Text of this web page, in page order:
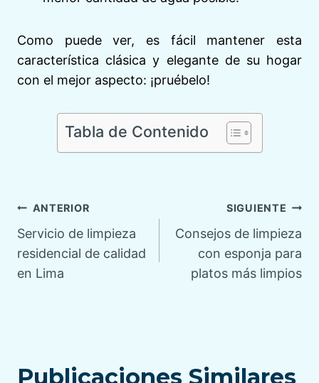
Como puede ver, es fácil mantener esta
característica clásica y elegante de su hogar
con el mejor aspecto: ¡pruébelo!
Tabla de Contenido
Navegación
de
entradas
ANTERIOR
Servicio de limpieza
residencial de calidad
en Lima
SIGUIENTE
Consejos de limpieza
con esponja para
platos más limpios
Publicaciones Similares